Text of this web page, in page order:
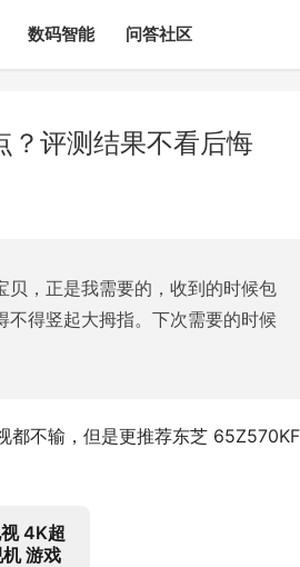
数码智能 问答社区
评测结果不看后悔
贝，正是我需要的，收到的时候包
得竖起大拇指。下次需要的时候
不输，但是更推荐东芝
4K超
游戏